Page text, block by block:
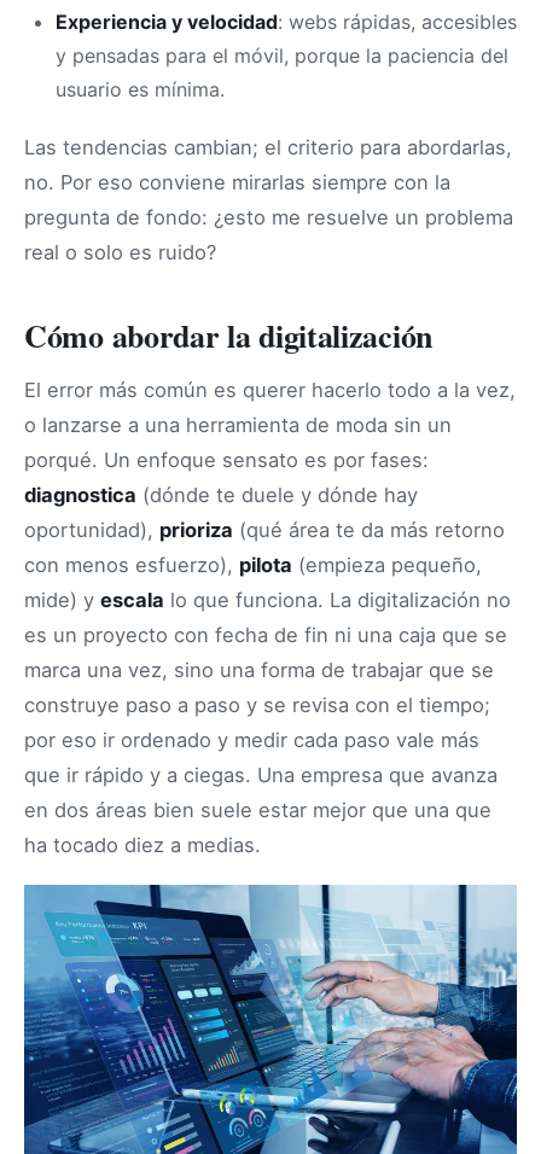
Experiencia y velocidad: webs rápidas, accesibles
y pensadas para el móvil, porque la paciencia del
usuario es mínima.
Las tendencias cambian; el criterio para abordarlas,
no. Por eso conviene mirarlas siempre con la
pregunta de fondo: ¿esto me resuelve un problema
real o solo es ruido?
Cómo abordar la digitalización
El error más común es querer hacerlo todo a la vez,
o lanzarse a una herramienta de moda sin un
porqué. Un enfoque sensato es por fases:
diagnostica (dónde te duele y dónde hay
oportunidad), prioriza (qué área te da más retorno
con menos esfuerzo), pilota (empieza pequeño,
mide) y escala lo que funciona. La digitalización no
es un proyecto con fecha de fin ni una caja que se
marca una vez, sino una forma de trabajar que se
construye paso a paso y se revisa con el tiempo;
por eso ir ordenado y medir cada paso vale más
que ir rápido y a ciegas. Una empresa que avanza
en dos áreas bien suele estar mejor que una que
ha tocado diez a medias.